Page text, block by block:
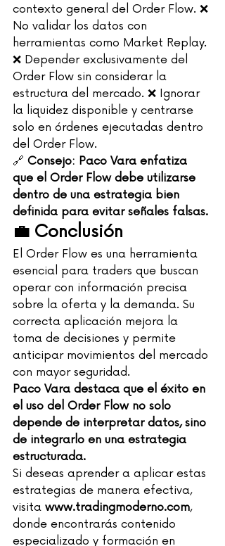
contexto general del Order Flow. ❌
No validar los datos con
herramientas como Market Replay.
❌ Depender exclusivamente del
Order Flow sin considerar la
estructura del mercado. ❌ Ignorar
la liquidez disponible y centrarse
solo en órdenes ejecutadas dentro
del Order Flow.
🔗 Consejo: Paco Vara enfatiza
que el Order Flow debe utilizarse
dentro de una estrategia bien
definida para evitar señales falsas.
💼 Conclusión
El Order Flow es una herramienta
esencial para traders que buscan
operar con información precisa
sobre la oferta y la demanda. Su
correcta aplicación mejora la
toma de decisiones y permite
anticipar movimientos del mercado
con mayor seguridad.
Paco Vara destaca que el éxito en
el uso del Order Flow no solo
depende de interpretar datos, sino
de integrarlo en una estrategia
estructurada.
Si deseas aprender a aplicar estas
estrategias de manera efectiva,
visita www.tradingmoderno.com,
donde encontrarás contenido
especializado y formación en